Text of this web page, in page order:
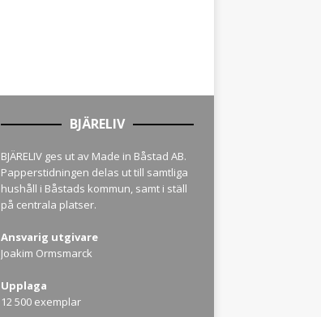
BJÄRELIV
BJÄRELIV ges ut av Made in Båstad AB.
Papperstidningen delas ut till samtliga
hushåll i Båstads kommun, samt i ställ
på centrala platser.
Ansvarig utgivare
Joakim Ormsmarck
Upplaga
12 500 exemplar